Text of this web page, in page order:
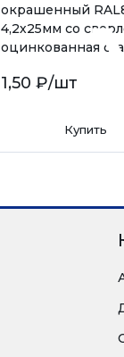
окрашенный
4,2х25мм со
оцинкованная
1,50 ₽/шт
Купить